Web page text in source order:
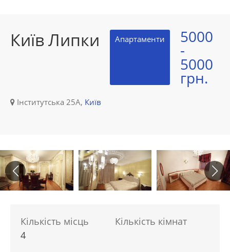
Київ Липки Aпартаменти 5000
-
5000
грн.
Інститутська 25А, Київ
Кількість місць
4
Кількість кімнат